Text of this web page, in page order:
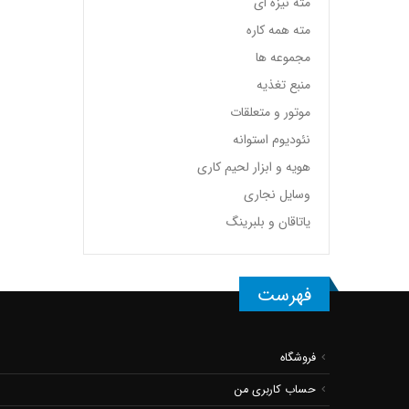
مته همه کاره
مجموعه ها
منبع تغذیه
موتور و متعلقات
نئودیوم استوانه
هویه و ابزار لحیم کاری
وسایل نجاری
یاتاقان و بلبرینگ
فهرست
فروشگاه
حساب کاربری من